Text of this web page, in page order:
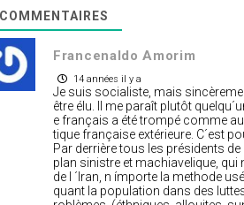
Francenaldo Amorim
14 années il y a
Je suis socialiste, mais
être élu. Il me paraît plutôt
e français a été trompé comme
tique française extérieure. C´est
Par derrière tous les présidents de
plan sinistre et machiavelique, qui
de l ´Iran, n ímporte la methode
quant la population dans des